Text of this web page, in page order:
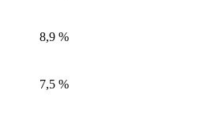
8,9 %
7,5 %